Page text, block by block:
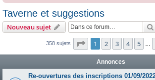
Taverne et suggestions
Nouveau sujet
358 sujets Page 1sur12
1 2 3 4 5
Annonces
Re-ouvertures des inscriptions 01/09/